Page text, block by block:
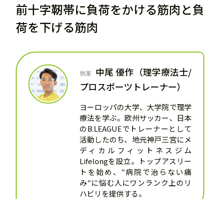
前十字靭帯に負荷をかける筋肉と負
荷を下げる筋肉
執筆
中尾 優作（理学療法士/
プロスポーツトレーナー）
ヨーロッパの大学、大学院で理学
療法を学ぶ。欧州サッカー、日本
のB.LEAGUEでトレーナーとして
活動したのち、地元神戸三宮にメ
ディカルフィットネスジム
Lifelongを設立。トップアスリー
トを始め、"病院で治らない痛
み"に悩む人にワンランク上のリ
ハビリを提供する。